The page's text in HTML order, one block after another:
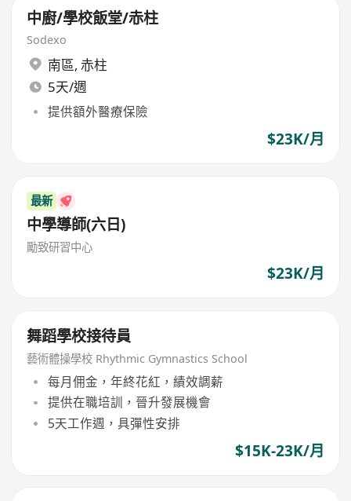
中廚/學校飯堂/赤柱
Sodexo
南區, 赤柱
5天/週
提供額外醫療保險
$23K/月
最新
中學導師(六日)
勵致研習中心
$23K/月
舞蹈學校接待員
藝術體操學校 Rhythmic Gymnastics School
每月佣金，年終花紅，績效調薪
提供在職培訓，晉升發展機會
5天工作週，具彈性安排
$15K-23K/月